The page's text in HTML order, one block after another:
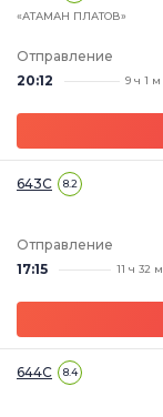
«АТАМАН ПЛАТОВ»
Отправление
20:12
9 ч 1 м
643С 8.2
Отправление
17:15
11 ч 32 м
644С 8.4